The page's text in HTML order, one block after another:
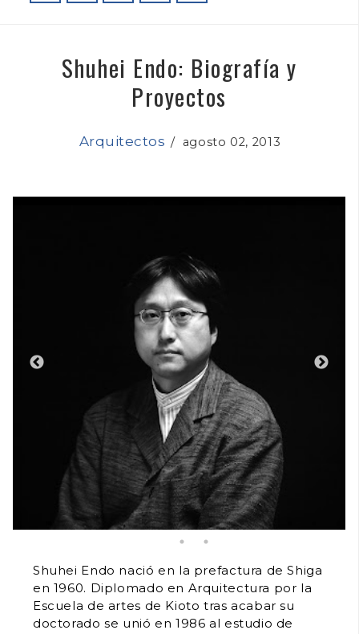
Shuhei Endo: Biografía y
Proyectos
Arquitectos /agosto 02, 2013
Shuhei Endo nació en la prefactura de Shiga
en 1960. Diplomado en Arquitectura por la
Escuela de artes de Kioto tras acabar su
doctorado se unió en 1986 al estudio de